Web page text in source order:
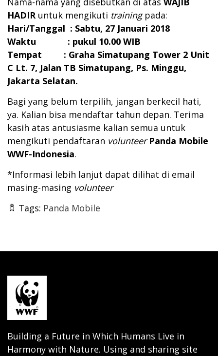
HADIR untuk mengikuti trainingpada:
Hari/Tanggal : Sabtu, 27 Januari 2018
Waktu : pukul 10.00 WIB
Tempat : Graha Simatupang Tower 2 Unit
C Lt. 7, Jalan TB Simatupang, Ps. Minggu,
Jakarta Selatan.
Bagi yang belum terpilih, jangan berkecil hati,
ya. Kalian bisa mendaftar tahun depan. Terima
kasih atas antusiasme kalian semua untuk
mengikuti pendaftaran volunteer Panda Mobile
WWF-Indonesia.
*Informasi lebih lanjut dapat dilihat di email
masing-masing volunteer
Tags: Panda Mobile
Building a Future in Which Humans Live in
Harmony with Nature. Using and sharing site